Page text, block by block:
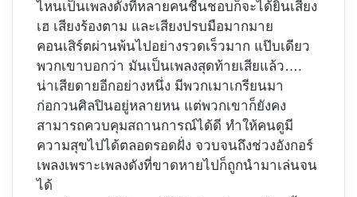
ไหนเป็นเพลงดังที่หลายคนชื่นชอบก็จะได้ยินเสียง
เฮ เสียงร้องตาม และเสียงปรบมือมากมาย
คอนเสิร์ตผ่านพ้นไปอย่างรวดเร็วมาก แป๊บเดียว
พวกเขาบอกว่า มันเป็นเพลงสุดท้ายเสียแล้ว….
น่าเสียดายอีกอย่างหนึ่ง มีพวกเมาเกรียนมา
ก่อกวนศิลปินอยู่หลายหน แต่พวกเขาก็ยังคง
สามารถควบคุมสถานการณ์ได้ดี ทำให้คนดูมี
ความสุขไปได้ตลอดรอดฝั่ง จวบจนถึงช่วงอังกอร์
เพลงเพราะเพลงดังที่ขาดหายไปก็ถูกนำมาเล่นจน
ได้